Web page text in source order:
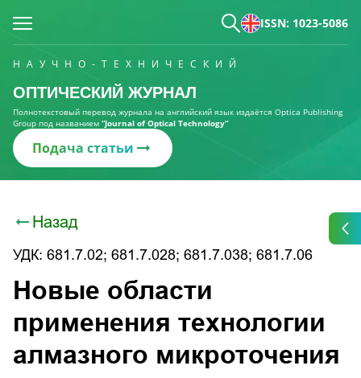
ISSN: 1023-5086
НАУЧНО-ТЕХНИЧЕСКИЙ
ОПТИЧЕСКИЙ ЖУРНАЛ
Полнотекстовый перевод журнала на английский язык издаётся Optica Publishing
Group под названием “Journal of Optical Technology“
Подача статьи
Назад
УДК: 681.7.02; 681.7.028; 681.7.038; 681.7.06
Новые области
применения технологии
алмазного микроточения